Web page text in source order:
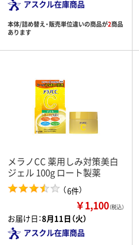
アスクル在庫商品
本体/詰め替え・販売単位違いの商品が2商品
あります
メラノCC 薬用しみ対策美白
ジェル 100g ロート製薬
（6件）
￥1,100（税込）
お届け日：8月11日（火）
アスクル在庫商品